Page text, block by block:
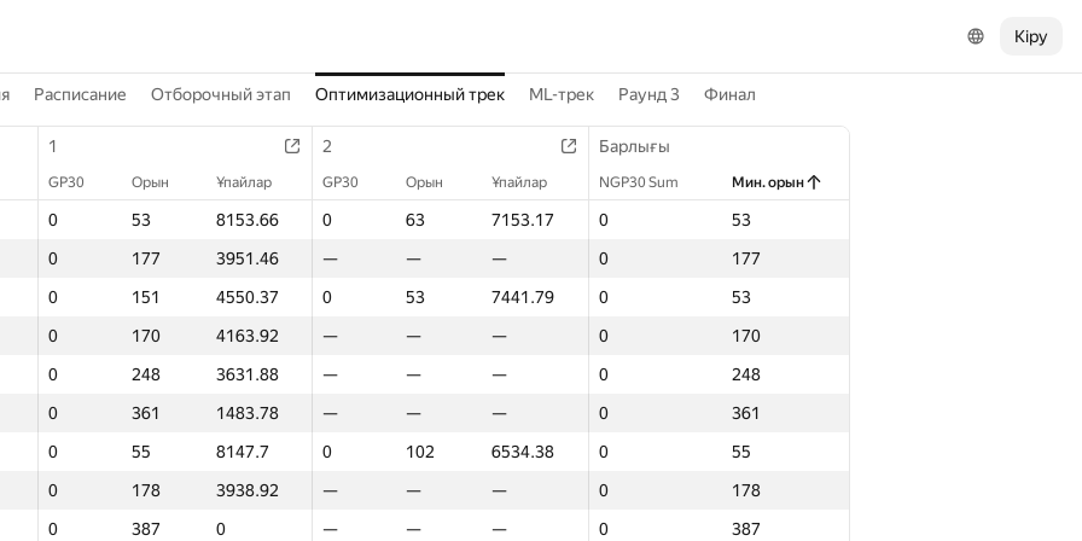
Кіру
Расписание Отборочный этап Оптимизационный трек ML-трек Раунд 3 Финал
1 2 Барлығы
GP30 Орын Ұпайлар GP30 Орын Ұпайлар NGP30 Sum Мин. орын
0 53 8153.66 0 63 7153.17 0
53
0
177 3951.46 — — — 0
177
0
151 4550.37 0 53 7441.79 0
53
0
170 4163.92 — — — 0
170
0
248 3631.88 — — — 0
248
0
361 1483.78 — — — 0
361
0
55 8147.7 0 102 6534.38 0
55
0
178 3938.92 — — — 0
178
0
387 0 — — — 0 387